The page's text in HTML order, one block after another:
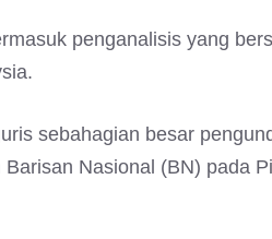
penganalisis yang
sebahagian besar
Nasional (BN) pada